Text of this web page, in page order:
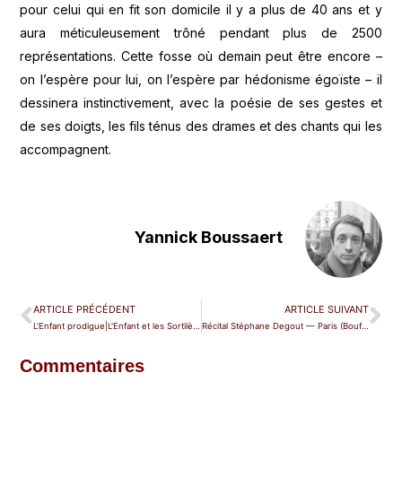
pour celui qui en fit son domicile il y a plus de 40 ans et y
aura méticuleusement trôné pendant plus de 2500
représentations. Cette fosse où demain peut être encore –
on l’espère pour lui, on l’espère par hédonisme égoïste – il
dessinera instinctivement, avec la poésie de ses gestes et
de ses doigts, les fils ténus des drames et des chants qui les
accompagnent.
Yannick Boussaert
ARTICLE PRÉCÉDENT ARTICLE SUIVANT
Récital Stéphane Degout — Paris (Bouffes du Nord)
Commentaires